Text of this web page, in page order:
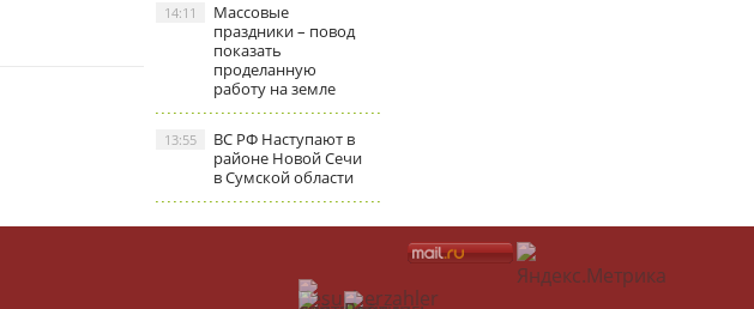
Массовые
праздники – повод
показать
проделанную
работу на земле
14:11
ВС РФ Наступают в
районе Новой Сечи
в Сумской области
13:55